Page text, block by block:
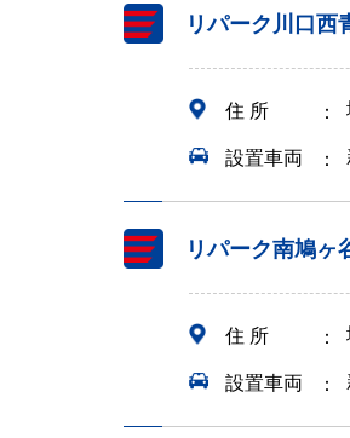
リパーク川口西
住 所
設置車両
リパーク南鳩ヶ
住 所
設置車両